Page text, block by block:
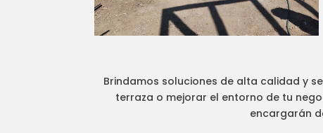
Brindamos soluciones de alta calidad y
terraza o mejorar el entorno de tu
encargarán